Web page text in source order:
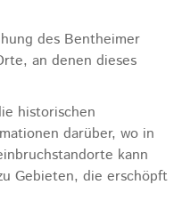
des Bentheimer
an denen dieses
historischen
darüber, wo in
kann
Gebieten, die erschöpft